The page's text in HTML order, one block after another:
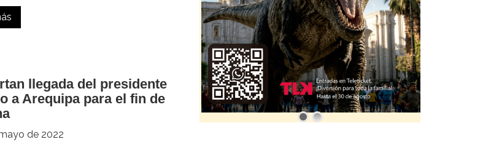
llegada del presidente
a Arequipa para el fin de
de 2022